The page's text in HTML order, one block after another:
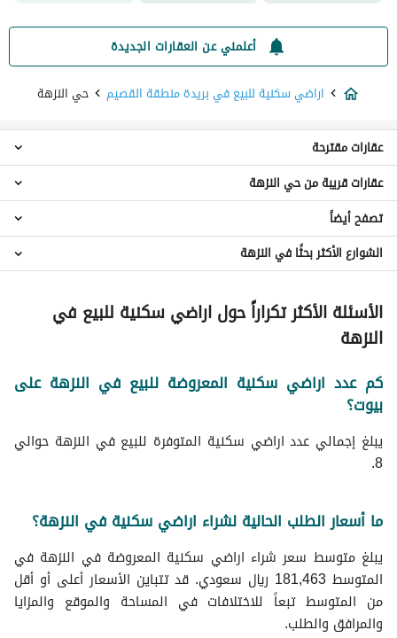
أعلمني عن العقارات الجديدة
اراضي سكنية للبيع في بريدة منطقة القصيم
حي النزهة
عقارات للبيع في حي النزهة
عقارات مقترحة
اراضي سكنية حي الضاحي الغربي
اراضي سكنية حي الضاحي الشرقي
اراضي سكنية حي الروابي
اراضي سكنية حي الغدير
اراضي سكنية حي التوفيق
اراضي سكنية حي القاع البارد
اراضي سكنية حي النسيم
اراضي سكنية حي الباطن
اراضي سكنية حي السالمية
عقارات قريبة من حي النزهة
عقارات للبيع في بريدة منطقة القصيم
تصفح أيضاً
الشوارع الأكثر بحثًا في النزهة
الأسئلة الأكثر تكراراً حول اراضي سكنية للبيع في
النزهة
كم عدد اراضي سكنية المعروضة للبيع في النزهة على
بيوت؟
يبلغ إجمالي عدد اراضي سكنية المتوفرة للبيع في النزهة حوالي
8.
ما أسعار الطلب الحالية لشراء اراضي سكنية في النزهة؟
يبلغ متوسط سعر شراء اراضي سكنية المعروضة في النزهة في
المتوسط 181,463 ريال سعودي. قد تتباين الأسعار أعلى أو أقل
من المتوسط تبعاً للاختلافات في المساحة والموقع والمزايا
والمرافق والطلب.